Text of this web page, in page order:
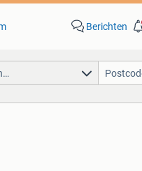
Berichten